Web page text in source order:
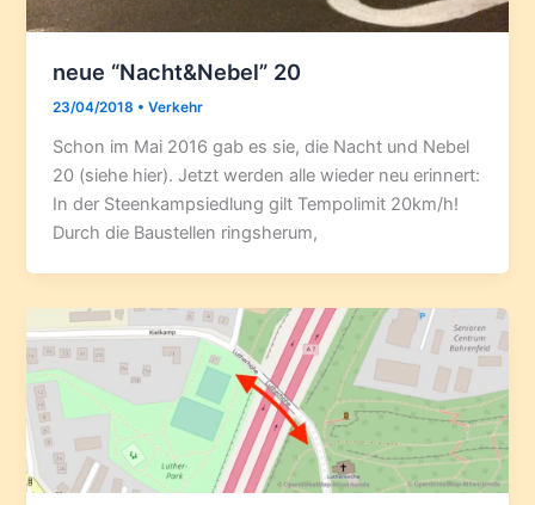
neue “Nacht&Nebel” 20
23/04/2018 •Verkehr
Schon im Mai 2016 gab es sie, die Nacht und Nebel
20 (siehe hier). Jetzt werden alle wieder neu erinnert:
In der Steenkampsiedlung gilt Tempolimit 20km/h!
Durch die Baustellen ringsherum,